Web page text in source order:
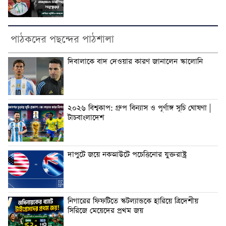
পাঠকদের পছন্দের পাঠশালা
দিবালাকে বাদ দেওয়ার কারণ জানালেন স্কালোনি
২০২৬ বিশ্বকাপ: গ্রুপ বিন্যাস ও পূর্ণাঙ্গ সূচি ঘোষণা |
টাচবাংলাদেশ
দাপুটে জয়ে নকআউটে পচেত্তিনোর যুক্তরাষ্ট্র
নিগারের ফিফটিতে স্কটল্যান্ডকে হারিয়ে ত্রিদেশীয়
সিরিজে মেয়েদের প্রথম জয়